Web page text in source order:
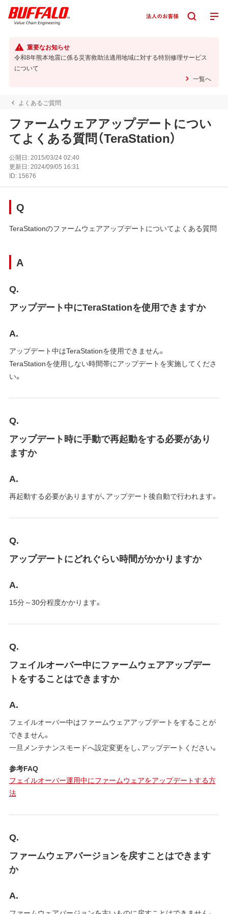
重要なお知らせ
令和8年熊本地震に係る災害救助法適用地域に対する特別修理サービス
について
一覧へ
よくあるご質問
ファームウェアアップデートについ
てよくある質問（TeraStation）
公開日:2015/03/24 02:40
更新日:2024/09/05 16:31
ID: 15676
Q
TeraStationのファームウェアアップデートについてよくある質問
A
Q.
アップデート中にTeraStationを使用できますか
A.
アップデート中はTeraStationを使用できません。
TeraStationを使用しない時間帯にアップデートを実施してくださ
い。
Q.
アップデート時に手動で再起動をする必要があり
ますか
A.
再起動する必要がありますが、アップデート後自動で行われます。
Q.
アップデートにどれぐらい時間がかかりますか
A.
15分～30分程度かかります。
Q.
フェイルオーバー中にファームウェアアップデー
トをすることはできますか
A.
フェイルオーバー中はファームウェアアップデートをすることが
できません。
一旦メンテナンスモードへ設定変更をし、アップデートください。
参考FAQ
フェイルオーバー運用中にファームウェアをアップデートする方
法
Q.
ファームウェアバージョンを戻すことはできます
か
A.